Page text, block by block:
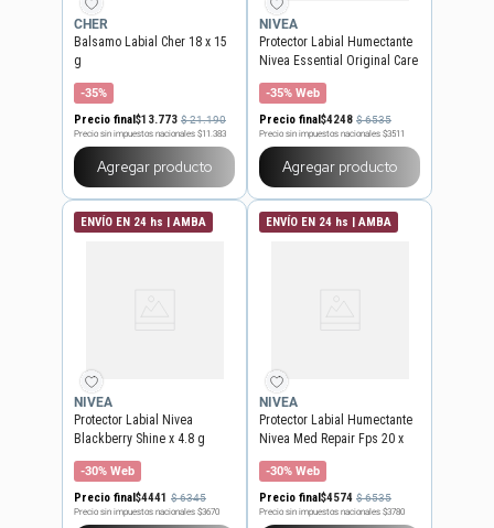
CHER
Balsamo Labial Cher 18 x 15
g
-35%
Precio final$13.773 $21.190
Precio sin impuestos nacionales $11.383
Agregar producto
NIVEA
Protector Labial Humectante
Nivea Essential Original Care
x 4,8 g
-35% Web
Precio final$4248 $6535
Precio sin impuestos nacionales $3511
Agregar producto
ENVÍO EN 24 hs | AMBA
NIVEA
Protector Labial Nivea
Blackberry Shine x 4.8 g
-30% Web
Precio final$4441 $6345
Precio sin impuestos nacionales $3670
ENVÍO EN 24 hs | AMBA
NIVEA
Protector Labial Humectante
Nivea Med Repair Fps 20 x
4,8 g
-30% Web
Precio final$4574 $6535
Precio sin impuestos nacionales $3780